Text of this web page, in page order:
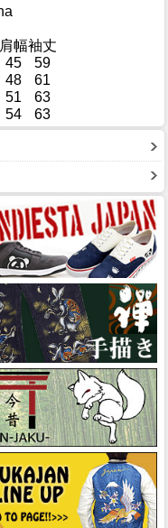
肩幅袖丈
45
59
48
61
51
63
54 63